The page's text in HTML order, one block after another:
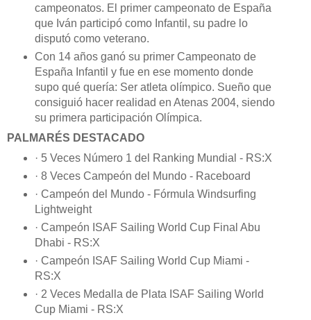
campeonatos. El primer campeonato de España
que Iván participó como Infantil, su padre lo
disputó como veterano.
Con 14 años ganó su primer Campeonato de
España Infantil y fue en ese momento donde
supo qué quería: Ser atleta olímpico. Sueño que
consiguió hacer realidad en Atenas 2004, siendo
su primera participación Olímpica.
PALMARÉS DESTACADO
· 5 Veces Número 1 del Ranking Mundial - RS:X
· 8 Veces Campeón del Mundo - Raceboard
· Campeón del Mundo - Fórmula Windsurfing
Lightweight
· Campeón ISAF Sailing World Cup Final Abu
Dhabi - RS:X
· Campeón ISAF Sailing World Cup Miami -
RS:X
· 2 Veces Medalla de Plata ISAF Sailing World
Cup Miami - RS:X